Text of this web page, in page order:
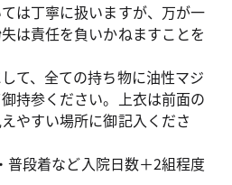
は丁寧に扱いますが、万が一
は責任を負いかねますことを
て、全ての持ち物に油性マジ
持参ください。上衣は前面の
やすい場所に御記入くださ
普段着など入院日数＋2組程度